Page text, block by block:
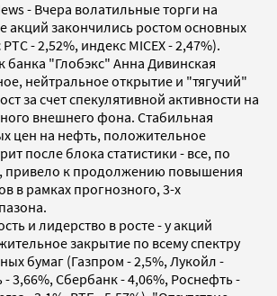
- Вчера волатильные торги на
акций закончились ростом основных
- 2,52%, индекс MICEX - 2,47%).
банка "Глобэкс" Анна Дивинская
нейтральное открытие и "тягучий"
за счет спекулятивной активности на
внешнего фона. Стабильная
цен на нефть, положительное
после блока статистики - все, по
привело к продолжению повышения
в рамках прогнозного, 3-х
и лидерство в росте - у акций
закрытие по всему спектру
бумаг (Газпром - 2,5%, Лукойл -
3,66%, Сбербанк - 4,06%, Роснефть -